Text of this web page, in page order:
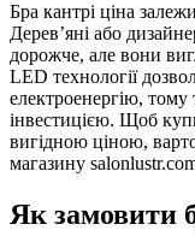
Бра кантрі ціна
Дерев’яні або
дорожче, але вони
LED технології
електроенергію, тому
інвестицією. Щоб
вигідною ціною,
магазину
Як замовити